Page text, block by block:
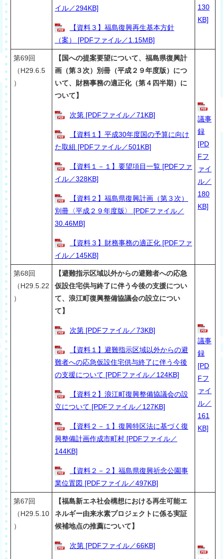
イル／294KB]
【資料３】福島復興再生基本方針
（案） [PDFファイル／1.15MB]
130
KB]
第69回
（H29.6.5
）
【国への提案要望について、福島県復興計
画（第３次）別冊（平成２９年度版）につ
いて、財務事務の適正化（第４四半期）に
ついて】
次第 [PDFファイル／71KB]
【資料１】平成30年度国の予算に向け
た取組 [PDFファイル／501KB]
【資料１－１】要望項目一覧 [PDFファ
イル／328KB]
【資料２】福島県復興計画（第３次）
別冊〈平成２９年度版〉 [PDFファイル／
30.46MB]
【資料３】財務事務の適正化 [PDFファ
イル／145KB]
議事
録
[PD
Fフ
ァイ
ル／
180
KB]
第68回
（H29.5.22
）
【避難指示区域以外からの避難者への応急
仮設住宅供与終了に伴う今後の支援につい
て、浪江町復興整備協議会の設立につい
て】
次第 [PDFファイル／73KB]
【資料１】避難指示区域以外からの避
難者への応急仮設住宅供与終了に伴う今後
の支援について [PDFファイル／124KB]
【資料２】浪江町復興整備協議会の設
立について [PDFファイル／127KB]
【資料２－１】復興特区法に基づく復
興整備計画作成市町村 [PDFファイル／
144KB]
【資料２－２】福島県復興祈念公園事
業位置図 [PDFファイル／497KB]
議事
録
[PD
Fフ
ァイ
ル／
161
KB]
第67回
（H29.5.10
）
【福島新エネ社会構想における再生可能エ
ネルギー由来水素プロジェクトに係る実証
候補地点の推薦について】
次第 [PDFファイル／66KB]